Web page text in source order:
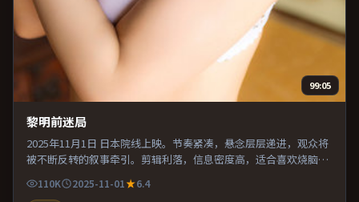
99:05
黎明前迷局
2025年11月1日 日本院线上映。节奏紧凑，悬念层层递进，观众将
被不断反转的叙事牵引。剪辑利落，信息密度高，适合喜欢烧脑与
推理的观众。适合喜欢现实主义题材的观众，情绪后劲较足。
110K 2025-11-01
6.4